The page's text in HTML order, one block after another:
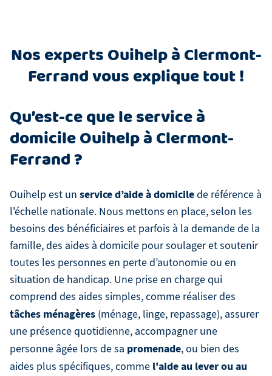
Nos experts Ouihelp à Clermont-
Ferrand vous explique tout !
Qu’est-ce que le service à
domicile Ouihelp à Clermont-
Ferrand ?
Ouihelp est un service d’aide à domicilede référence à
l'échelle nationale. Nous mettons en place, selon les
besoins des bénéficiaires et parfois à la demande de la
famille, des aides à domicile pour soulager et soutenir
toutes les personnes en perte d’autonomie ou en
situation de handicap. Une prise en charge qui
comprend des aides simples, comme réaliser des
tâches ménagères (ménage, linge, repassage), assurer
une présence quotidienne, accompagner une
personne âgée lors de sa promenade, ou bien des
aides plus spécifiques, comme l'aide au lever ou au